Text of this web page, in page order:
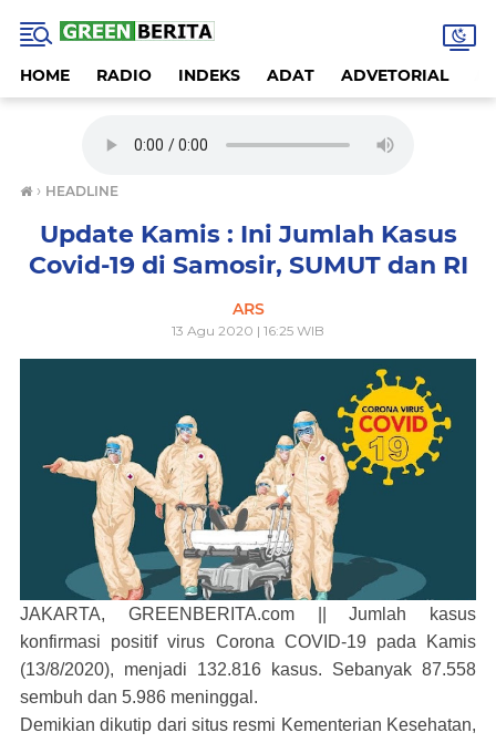
HOME RADIO INDEKS ADAT ADVETORIAL
› HEADLINE
Update Kamis : Ini Jumlah Kasus
Covid-19 di Samosir, SUMUT dan RI
ARS
13 Agu 2020 | 16:25 WIB
JAKARTA, GREENBERITA.com ||Jumlah kasus
konfirmasi positif virus Corona COVID-19 pada Kamis
(13/8/2020), menjadi 132.816 kasus. Sebanyak 87.558
sembuh dan 5.986 meninggal.
Demikian dikutip dari situs resmi Kementerian Kesehatan,